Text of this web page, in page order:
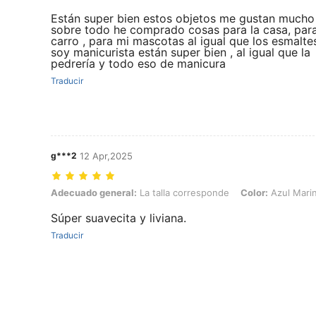
Están super bien estos objetos me gustan
sobre todo he comprado cosas para la casa,
carro , para mi mascotas al igual que los
soy manicurista están super bien , al igual que la
pedrería y todo eso de manicura
Traducir
g***2 12 Apr,2025
Adecuado general: La talla corresponde, Color: Azul Marino, Talla:
Adecuado general: La talla corresponde Color: Azul
Súper suavecita y liviana.
Traducir